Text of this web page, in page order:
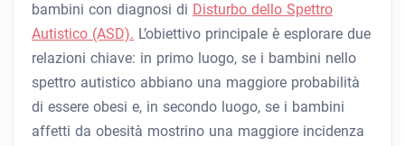
bambini con diagnosi di Disturbo dello Spettro
Autistico (ASD). L’obiettivo principale è esplorare due
relazioni chiave: in primo luogo, se i bambini nello
spettro autistico abbiano una maggiore probabilità
di essere obesi e, in secondo luogo, se i bambini
affetti da obesità mostrino una maggiore incidenza